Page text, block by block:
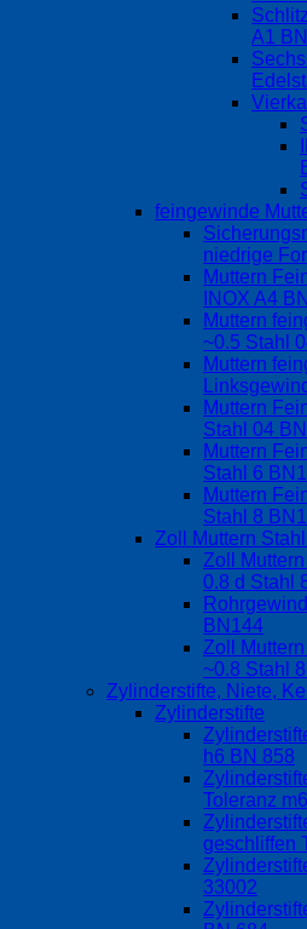
A1
feingewinde
niedrige
Muttern
INOX A4
Muttern
~0.5 Stahl
Muttern
Muttern
Stahl 04
Muttern
Stahl 6
Muttern
Stahl 8
Zoll Muttern
Zoll
0.8 d Stahl
BN144
Zoll
~0.8 Stahl
Zylinderstifte, Niete,
Zylinderstifte
h6 BN 858
Toleranz
geschliffen
33002